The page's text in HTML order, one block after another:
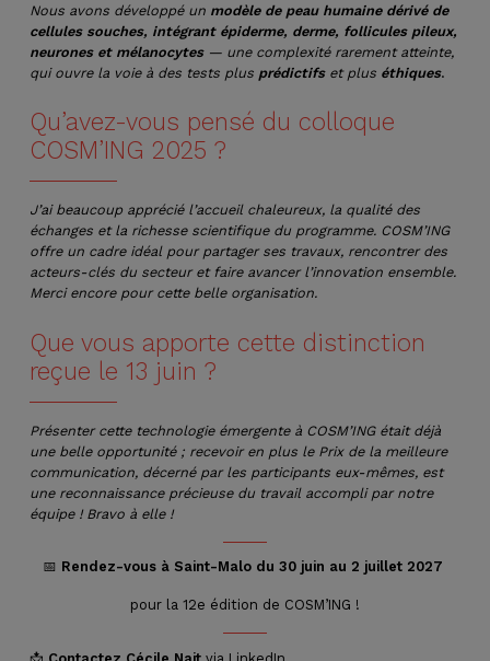
Nous avons développé un modèle de peau humaine dérivé de
cellules souches, intégrant épiderme, derme, follicules pileux,
neurones et mélanocytes — une complexité rarement atteinte,
qui ouvre la voie à des tests plus prédictifset plus éthiques.
Qu’avez-vous pensé du colloque
COSM’ING 2025 ?
J’ai beaucoup apprécié l’accueil chaleureux, la qualité des
échanges et la richesse scientifique du programme. COSM’ING
offre un cadre idéal pour partager ses travaux, rencontrer des
acteurs-clés du secteur et faire avancer l’innovation ensemble.
Merci encore pour cette belle organisation.
Que vous apporte cette distinction
reçue le 13 juin ?
Présenter cette technologie émergente à COSM’ING était déjà
une belle opportunité ; recevoir en plus le Prix de la meilleure
communication, décerné par les participants eux-mêmes, est
une reconnaissance précieuse du travail accompli par notre
équipe ! Bravo à elle !
📅 Rendez-vous à Saint-Malo du 30 juin au 2 juillet 2027
pour la 12e édition de COSM’ING !